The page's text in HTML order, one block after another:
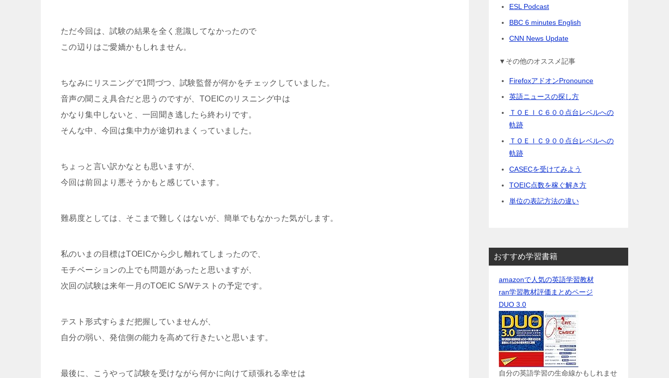
ただ今回は、試験の結果を全く意識してなかったので
この辺りはご愛嬌かもしれません。
ちなみにリスニングで1問づつ、試験監督が何かをチェックしていました。
音声の聞こえ具合だと思うのですが、TOEICのリスニング中は
かなり集中しないと、一回聞き逃したら終わりです。
そんな中、今回は集中力が途切れまくっていました。
ちょっと言い訳かなとも思いますが、
今回は前回より悪そうかもと感じています。
難易度としては、そこまで難しくはないが、簡単でもなかった気がします。
私のいまの目標はTOEICから少し離れてしまったので、
モチベーションの上でも問題があったと思いますが、
次回の試験は来年一月のTOEIC S/Wテストの予定です。
テスト形式すらまだ把握していませんが、
自分の弱い、発信側の能力を高めて行きたいと思います。
最後に、こうやって試験を受けながら何かに向けて頑張れる幸せは
ESL Podcast
BBC 6 minutes English
CNN News Update
▼その他のオススメ記事
FirefoxアドオンPronounce
英語ニュースの探し方
ＴＯＥＩＣ６００点台レベルへの
軌跡
ＴＯＥＩＣ９００点台レベルへの
軌跡
CASECを受けてみよう
TOEIC点数を稼ぐ解き方
単位の表記方法の違い
おすすめ学習書籍
amazonで人気の英語学習教材
ran学習教材評価まとめページ
DUO 3.0
自分の英語学習の生命線かもしれませ